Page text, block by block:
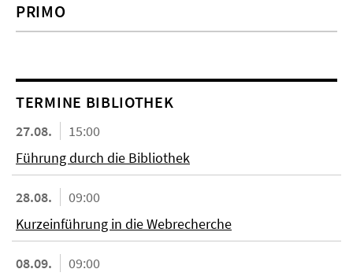
PRIMO
TERMINE BIBLIOTHEK
27.08.
15:00
Führung durch die Bibliothek
28.08.
09:00
Kurzeinführung in die Webrecherche
08.09.
09:00